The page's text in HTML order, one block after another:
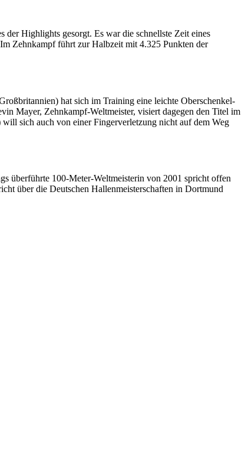
der Highlights gesorgt. Es war die schnellste Zeit eines
Zehnkampf führt zur Halbzeit mit 4.325 Punkten der
hat sich im Training eine leichte Oberschenkel-
Mayer, Zehnkampf-Weltmeister, visiert dagegen den Titel im
sich auch von einer Fingerverletzung nicht auf dem Weg
überführte 100-Meter-Weltmeisterin von 2001 spricht offen
über die Deutschen Hallenmeisterschaften in Dortmund